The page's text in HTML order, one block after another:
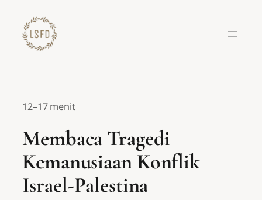
konten
12–17 menit
Membaca Tragedi
Kemanusiaan Konflik
Israel-Palestina